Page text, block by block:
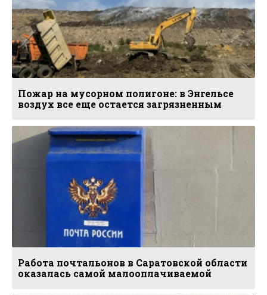
Пожар на мусорном полигоне: в Энгельсе
воздух все еще остается загрязненным
Работа почтальонов в Саратовской области
оказалась самой малооплачиваемой